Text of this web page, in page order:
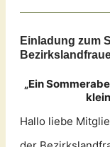
Einladung zum
„Ein
Hallo liebe